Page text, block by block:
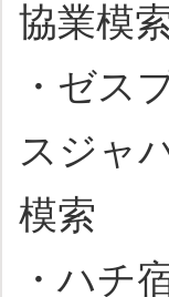
協業模
・ゼス
スジャ
模索
・ハチ